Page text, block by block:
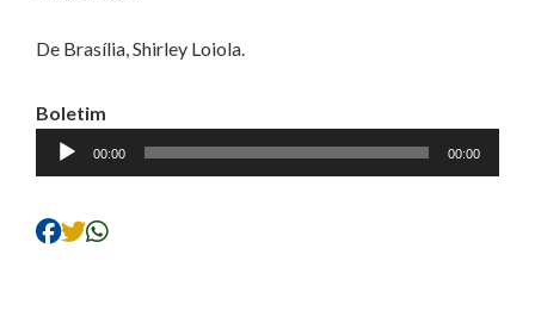
De Brasília, Shirley Loiola.
Boletim
Tocador
de
00:00 00:00